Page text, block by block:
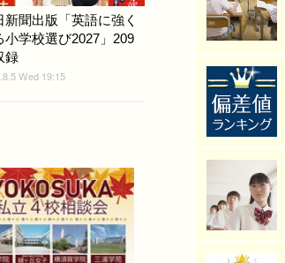
新聞出版「英語に強く
小学校選び2027」209
録
Wed 19:15